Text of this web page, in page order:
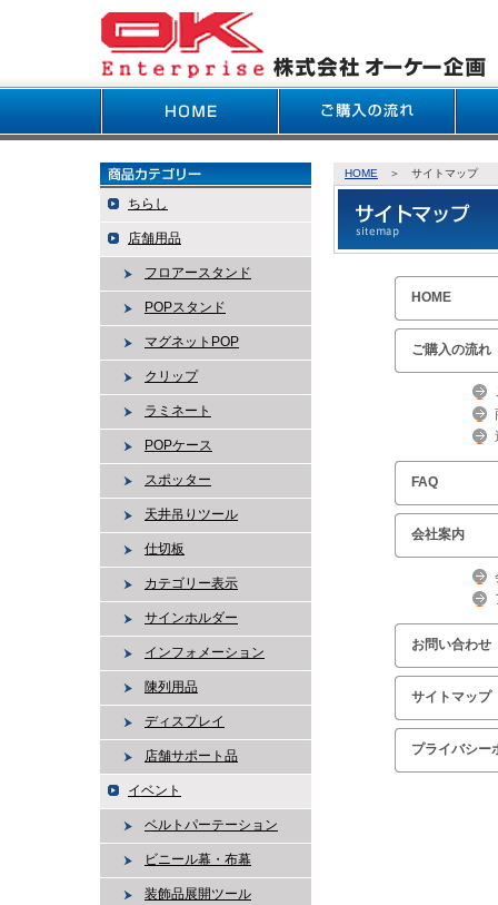
ちらし
店舗用品
フロアースタンド
POPスタンド
マグネットPOP
クリップ
ラミネート
POPケース
スポッター
天井吊りツール
仕切板
カテゴリー表示
サインホルダー
インフォメーション
陳列用品
ディスプレイ
店舗サポート品
イベント
ベルトパーテーション
ビニール幕・布幕
装飾品展開ツール
HOME ＞ サイトマップ
HOME
ご購入の流れ
FAQ
会社案内
お問い合わせ
サイトマップ
プライバシー